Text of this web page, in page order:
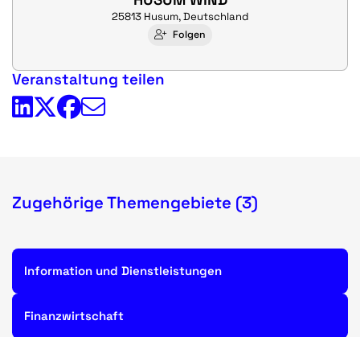
25813 Husum, Deutschland
Folgen
Veranstaltung teilen
Zugehörige Themengebiete (3)
Information und Dienstleistungen
Finanzwirtschaft